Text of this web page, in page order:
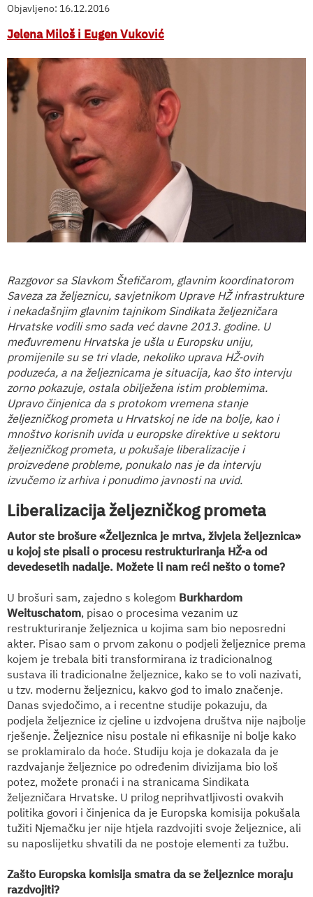
Objavljeno: 16.12.2016
Jelena Miloš i Eugen Vuković
Razgovor sa Slavkom Štefičarom, glavnim koordinatorom
Saveza za željeznicu, savjetnikom Uprave HŽ infrastrukture
i nekadašnjim glavnim tajnikom Sindikata željezničara
Hrvatske vodili smo sada već davne 2013. godine. U
međuvremenu Hrvatska je ušla u Europsku uniju,
promijenile su se tri vlade, nekoliko uprava HŽ-ovih
poduzeća, a na željeznicama je situacija, kao što intervju
zorno pokazuje, ostala obilježena istim problemima.
Upravo činjenica da s protokom vremena stanje
željezničkog prometa u Hrvatskoj ne ide na bolje, kao i
mnoštvo korisnih uvida u europske direktive u sektoru
željezničkog prometa, u pokušaje liberalizacije i
proizvedene probleme, ponukalo nas je da intervju
izvučemo iz arhiva i ponudimo javnosti na uvid.
Liberalizacija željezničkog prometa
Autor ste brošure «Željeznica je mrtva, živjela željeznica»
u kojoj ste pisali o procesu restrukturiranja HŽ-a od
devedesetih nadalje. Možete li nam reći nešto o tome?
U brošuri sam, zajedno s kolegom Burkhardom
Weituschatom, pisao o procesima vezanim uz
restrukturiranje željeznica u kojima sam bio neposredni
akter. Pisao sam o prvom zakonu o podjeli željeznice prema
kojem je trebala biti transformirana iz tradicionalnog
sustava ili tradicionalne željeznice, kako se to voli nazivati,
u tzv. modernu željeznicu, kakvo god to imalo značenje.
Danas svjedočimo, a i recentne studije pokazuju, da
podjela željeznice iz cjeline u izdvojena društva nije najbolje
rješenje. Željeznice nisu postale ni efikasnije ni bolje kako
se proklamiralo da hoće. Studiju koja je dokazala da je
razdvajanje željeznice po određenim divizijama bio loš
potez, možete pronaći i na stranicama Sindikata
željezničara Hrvatske. U prilog neprihvatljivosti ovakvih
politika govori i činjenica da je Europska komisija pokušala
tužiti Njemačku jer nije htjela razdvojiti svoje željeznice, ali
su naposlijetku shvatili da ne postoje elementi za tužbu.
Zašto Europska komisija smatra da se željeznice moraju
razdvojiti?